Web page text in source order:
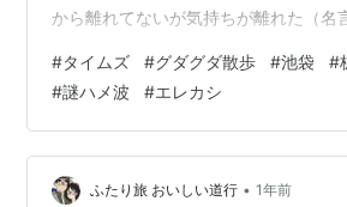
から離れてないが気持ちが離れた（名
も知らなんだへー 歩ききる意外と長か
ここに出るのかよく車では通るとこや
た いやたまらんな(笑) カオスすぎる
そのままもうどうでもいいのでてけと
もみてないから進んでるかも怪しい(笑
#タイムズ #グダグダ散歩 #池袋 #
#謎ハメ波 #エレカシ
ふたり旅 おいしい道行 • 1年前